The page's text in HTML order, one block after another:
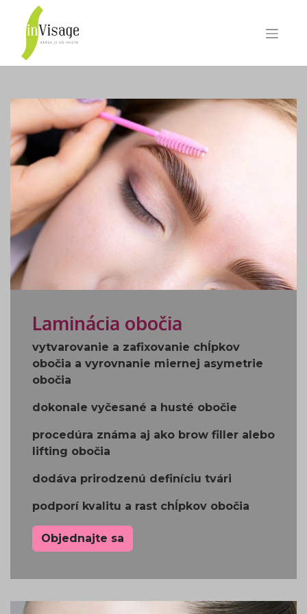
Laminácia obočia
vytvarovanie a zafixovanie chĺpkov
obočia a vyrovnanie miernej asymetrie
obočia
dokonale vyčesané a husté obočie
procedúra známa aj ako brow filler alebo
lifting obočia
dodáva prirodzenú definíciu tvári
podporí kvalitu a rast chĺpkov obočia
Objednajte sa